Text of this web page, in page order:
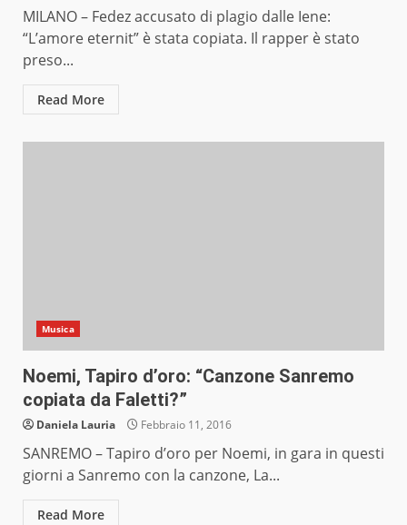
MILANO – Fedez accusato di plagio dalle Iene:
“L’amore eternit” è stata copiata. Il rapper è stato
preso...
Read More
Musica
Noemi, Tapiro d’oro: “Canzone Sanremo
copiata da Faletti?”
Daniela Lauria Febbraio 11, 2016
SANREMO – Tapiro d’oro per Noemi, in gara in questi
giorni a Sanremo con la canzone, La...
Read More